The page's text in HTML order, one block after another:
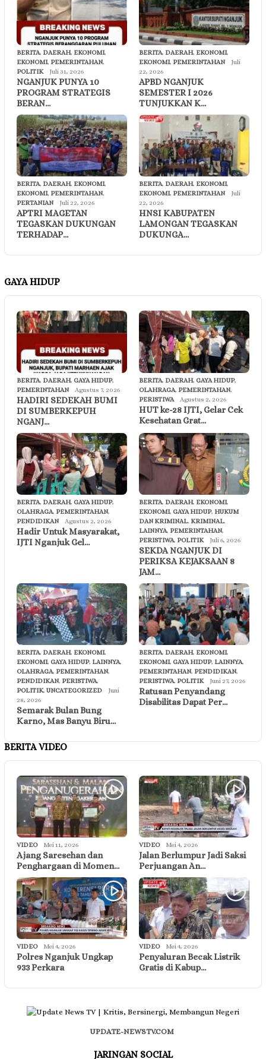
BERITA, DAERAH, EKONOMI,
EKONOMI, PEMERINTAHAN,
POLITIK
Juli 31, 2026
NGANJUK PUNYA 10
PROGRAM STRATEGIS
BERAN…
BERITA, DAERAH, EKONOMI,
EKONOMI, PEMERINTAHAN
Juli
22, 2026
APBD NGANJUK
SEMESTER I 2026
TUNJUKKAN K…
BERITA, DAERAH, EKONOMI,
EKONOMI, PEMERINTAHAN,
PERTANIAN
Juli 22, 2026
APTRI MAGETAN
TEGASKAN DUKUNGAN
TERHADAP…
BERITA, DAERAH, EKONOMI,
EKONOMI, PEMERINTAHAN
Juli
22, 2026
HNSI KABUPATEN
LAMONGAN TEGASKAN
DUKUNGA…
GAYA HIDUP
BERITA, DAERAH, GAYA HIDUP,
PEMERINTAHAN
Agustus 7, 2026
HADIRI SEDEKAH BUMI
DI SUMBERKEPUH
NGANJ…
BERITA, DAERAH, GAYA HIDUP,
OLAHRAGA, PEMERINTAHAN,
PERISTIWA
Agustus 2, 2026
HUT ke-28 IJTI, Gelar Cek
Kesehatan Grat…
BERITA, DAERAH, GAYA HIDUP,
OLAHRAGA, PEMERINTAHAN,
PENDIDIKAN
Agustus 2, 2026
Hadir Untuk Masyarakat,
IJTI Nganjuk Gel…
BERITA, DAERAH, EKONOMI,
EKONOMI, GAYA HIDUP, HUKUM
DAN KRIMINAL, KRIMINAL,
LAINNYA, PEMERINTAHAN,
PERISTIWA, POLITIK Juli 6, 2026
SEKDA NGANJUK DI
PERIKSA KEJAKSAAN 8
JAM…
BERITA, DAERAH, EKONOMI,
EKONOMI, GAYA HIDUP, LAINNYA,
OLAHRAGA, PEMERINTAHAN,
PENDIDIKAN, PERISTIWA,
POLITIK, UNCATEGORIZED
Juni
28, 2026
Semarak Bulan Bung
Karno, Mas Banyu Biru…
BERITA, DAERAH, EKONOMI,
EKONOMI, GAYA HIDUP, LAINNYA,
PEMERINTAHAN, PENDIDIKAN,
PERISTIWA, POLITIK Juni 27, 2026
Ratusan Penyandang
Disabilitas Dapat Per…
BERITA VIDEO
VIDEO Mei 11, 2026
Ajang Saresehan dan
Penghargaan di Momen…
VIDEO Mei 4, 2026
Jalan Berlumpur Jadi Saksi
Perjuangan An…
VIDEO Mei 4, 2026
Polres Nganjuk Ungkap
933 Perkara
VIDEO Mei 4, 2026
Penyaluran Becak Listrik
Gratis di Kabup…
UPDATE-NEWSTV.COM
JARINGAN SOCIAL